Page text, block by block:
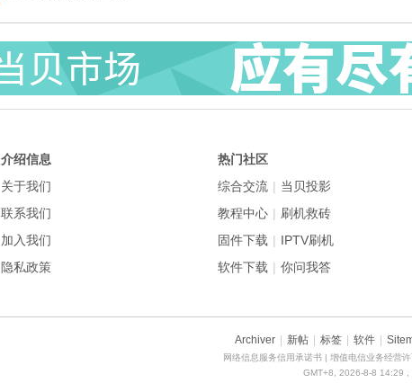
热门社区
综合交流 | 当贝投影
教程中心 | 刷机救砖
固件下载 | IPTV刷机
软件下载 | 你问我答
介绍信息
关于我们
联系我们
加入我们
隐私政策
Archiver 新帖 标签 软件
网络信息服务信用承诺书 | 增值电信业务经营
GMT+8, 2026-8-8 14:29